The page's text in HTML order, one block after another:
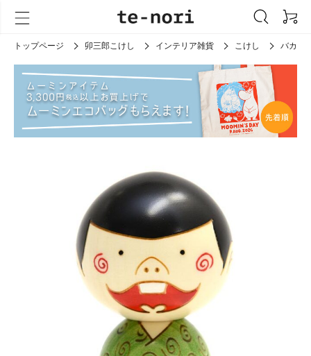
トップページ 卯三郎こけし インテリア雑貨 こけし バカボ